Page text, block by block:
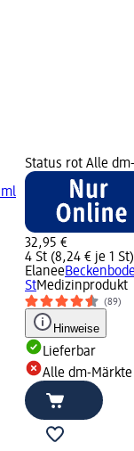
Status rot Alle
32,95 €
4 St (8,24 € je 1 St)
Elanee
StMedizinprodukt
(89)
Hinweise
Lieferbar
Alle dm-Märkte